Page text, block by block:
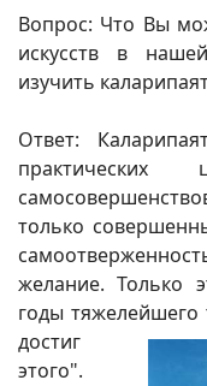
Вопрос: Что Вы
искусств в
изучить
Ответ:
только
желание. Только
годы тяжелейшего
достиг
этого".